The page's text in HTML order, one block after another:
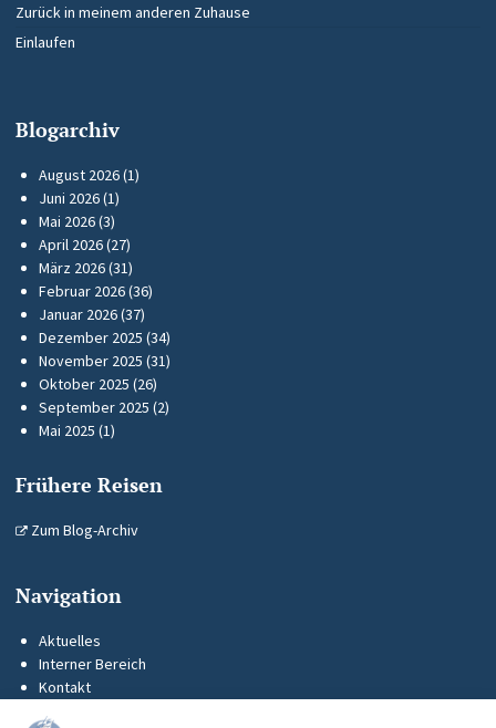
Zurück in meinem anderen Zuhause
Einlaufen
Blogarchiv
August 2026(1)
Juni 2026(1)
Mai 2026(3)
April 2026(27)
März 2026(31)
Februar 2026(36)
Januar 2026(37)
Dezember 2025 (34)
November 2025 (31)
Oktober 2025 (26)
September 2025 (2)
Mai 2025 (1)
Frühere Reisen
Zum Blog-Archiv
Navigation
Aktuelles
Interner Bereich
Kontakt